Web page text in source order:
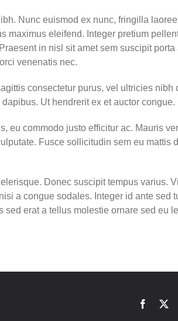
Nunc euismod ex nunc, fringilla
maximus eleifend. Integer pretium
in nisl sit amet sem suscipit porta
venenatis nec.
consectetur purus, vel ultricies nibh
Ut hendrerit ex et auctor congue.
eu commodo justo efficitur ac. Mauris
Fusce sollicitudin sem eu mattis
Donec suscipit tempus varius.
a congue sodales. Integer id ante sed
erat a tellus molestie ornare sed eu